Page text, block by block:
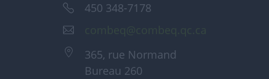
450 348-7178
365, rue Normand
Bureau 260